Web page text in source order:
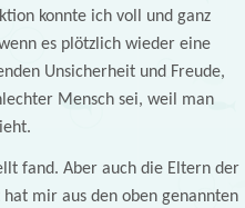
konnte ich voll und ganz
es plötzlich wieder eine
Unsicherheit und Freude,
Mensch sei, weil man
fand. Aber auch die Eltern der
mir aus den oben genannten